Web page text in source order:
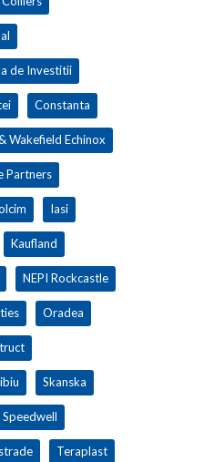
de Investitii
Constanta
Wakefield Echinox
Partners
Iasi
Kaufland
NEPI Rockcastle
Oradea
Skanska
Speedwell
Teraplast